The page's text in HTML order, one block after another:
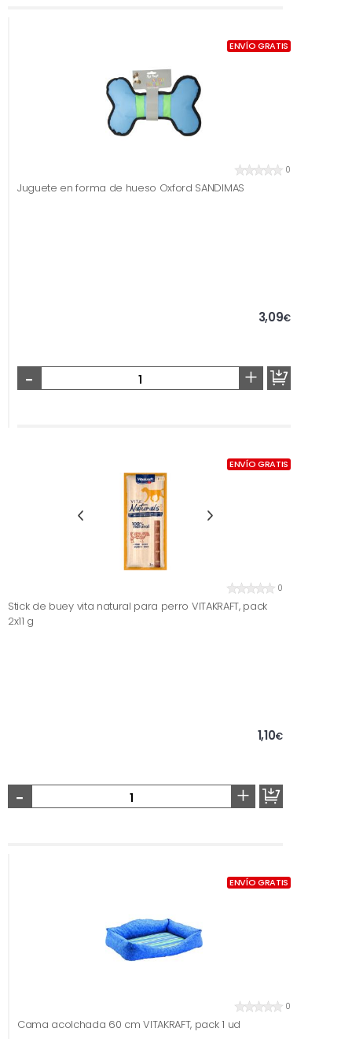
ENVÍO GRATIS
0
Juguete en forma de hueso Oxford SANDIMAS
3,09€
- +
ENVÍO GRATIS
0
Stick de buey vita natural para perro VITAKRAFT, pack
2x11 g
1,10€
- +
ENVÍO GRATIS
0
Cama acolchada 60 cm VITAKRAFT, pack 1 ud